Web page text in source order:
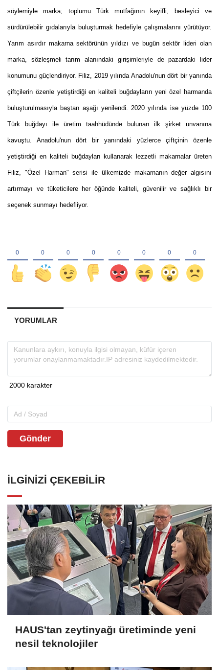
söylemiyle marka; toplumu Türk mutfağının keyifli, besleyici ve
sürdürülebilir gıdalarıyla buluşturmak hedefiyle çalışmalarını yürütüyor.
Yarım asırdır makarna sektörünün yıldızı ve bugün sektör lideri olan
marka, sözleşmeli tarım alanındaki girişimleriyle de pazardaki lider
konumunu güçlendiriyor. Filiz, 2019 yılında Anadolu'nun dört bir yanında
çiftçilerin özenle yetiştirdiği en kaliteli buğdayların yeni özel harmanda
buluşturulmasıyla baştan aşağı yenilendi. 2020 yılında ise yüzde 100
Türk buğdayı ile üretim taahhüdünde bulunan ilk şirket unvanına
kavuştu. Anadolu'nun dört bir yanındaki yüzlerce çiftçinin özenle
yetiştirdiği en kaliteli buğdayları kullanarak lezzetli makarnalar üreten
Filiz, "Özel Harman" serisi ile ülkemizde makarnanın değer algısını
artırmayı ve tüketicilere her öğünde kaliteli, güvenilir ve sağlıklı bir
seçenek sunmayı hedefliyor.
YORUMLAR
Gönder
İLGINIZI ÇEKEBILIR
HAUS'tan zeytinyağı üretiminde yeni
nesil teknolojiler